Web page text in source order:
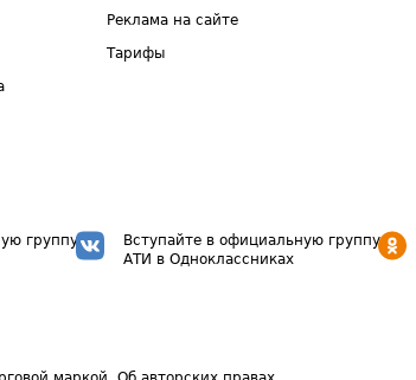
Реклама на сайте
Тарифы
группу
Вступайте в официальную группу
АТИ в Одноклассниках